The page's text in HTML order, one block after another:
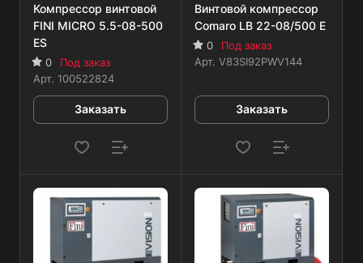
Компрессор винтовой
FINI MICRO 5.5-08-500
ES
0
Под заказ
Арт. 100522824
Заказать
Винтовой компрессор
Comaro LB 22-08/500 E
0
Под заказ
Арт. V83SI92PWV144
Заказать